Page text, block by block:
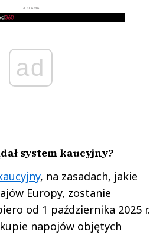
REKLAMA
ad
system kaucyjny?
, na zasadach, jakie
Europy, zostanie
od 1 października 2025 r.
napojów objętych